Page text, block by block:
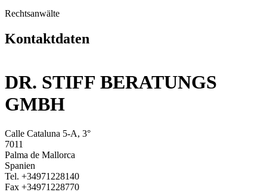
Rechtsanwälte
Kontaktdaten
DR. STIFF BERATUNGS
GMBH
Calle Cataluna 5-A, 3°
7011
Palma de Mallorca
Spanien
Tel. +34971228140
Fax +34971228770